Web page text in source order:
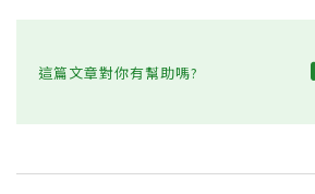
這篇文章對你有幫助嗎?